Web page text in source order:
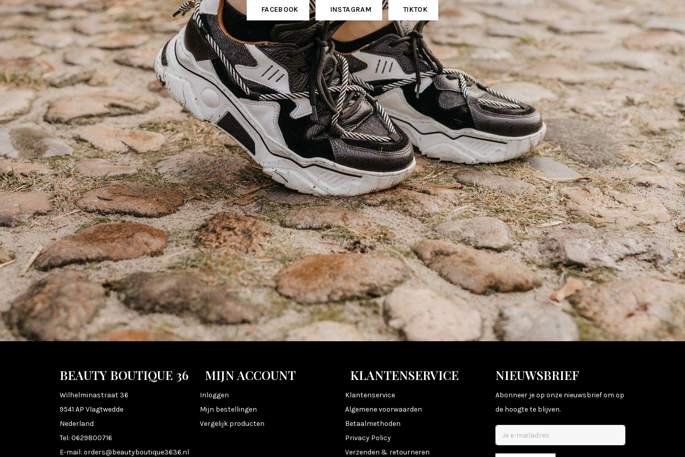
FACEBOOK INSTAGRAM TIKTOK
BEAUTY BOUTIQUE 36
Wilhelminastraat 36
9541 AP Vlagtwedde
Nederland
Tel: 0629800716
E-mail: orders@beautyboutique3636.nl
MIJN ACCOUNT
Inloggen
Mijn bestellingen
Vergelijk producten
KLANTENSERVICE
Klantenservice
Algemene voorwaarden
Betaalmethoden
Privacy Policy
Verzenden & retourneren
NIEUWSBRIEF
Abonneer je op onze nieuwsbrief om op
de hoogte te blijven.